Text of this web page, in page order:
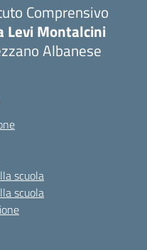
Comprensivo
Levi Montalcini
Albanese
scuola
scuola